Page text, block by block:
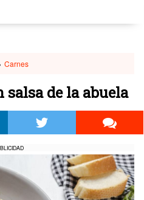
› Carnes
salsa de la abuela